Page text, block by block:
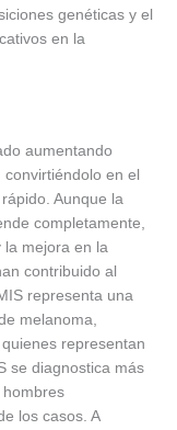
genéticas y el
en la
aumentando
en el
Aunque la
completamente,
la mejora en la
contribuido al
representa una
melanoma,
representan
se diagnostica más
los casos. A